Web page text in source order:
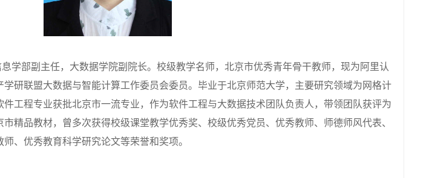
学部副主任，大数据学院副院长。校级教学名师，北京市优秀青年骨干教师，现为阿里认
研联盟大数据与智能计算工作委员会委员。毕业于北京师范大学，主要研究领域为网格计
工程专业获批北京市一流专业，作为软件工程与大数据技术团队负责人，带领团队获评为
精品教材，曾多次获得校级课堂教学优秀奖、校级优秀党员、优秀教师、师德师风代表、
、优秀教育科学研究论文等荣誉和奖项。